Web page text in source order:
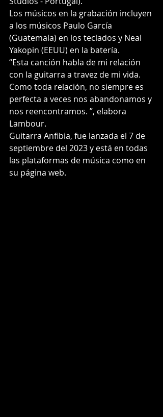
Los músicos en la grabación incluyen
a los músicos Paulo García
(Guatemala) en los teclados y Neal
Yakopin (EEUU) en la batería.
“Esta canción habla de mi relación
con la guitarra a travez de mi vida.
Como toda relación, no siempre es
perfecta a veces nos abandonamos y
nos reencontramos. ”, elabora
Lambour.
Guitarra Anfibia, fue lanzada el 7 de
septiembre del 2023 y está en todas
las plataformas de música como en
su página web.